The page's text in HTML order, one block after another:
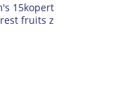
15kopert
fruits z